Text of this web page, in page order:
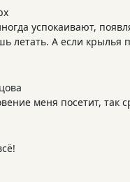
успокаивают,
летать. А если крылья
меня посетит, так